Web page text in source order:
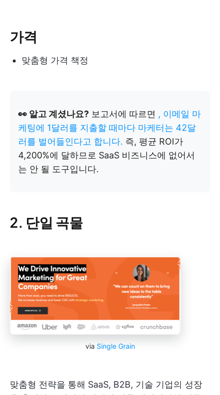
가격
맞춤형 가격 책정
👀 알고 계셨나요? 보고서에 따르면 , 이메일 마
케팅에 1달러를 지출할 때마다 마케터는 42달
러를 벌어들인다고 합니다. 즉, 평균 ROI가
4,200%에 달하므로 SaaS 비즈니스에 없어서
는 안 될 도구입니다.
2. 단일 곡물
via Single Grain
맞춤형 전략을 통해 SaaS, B2B, 기술 기업의 성장